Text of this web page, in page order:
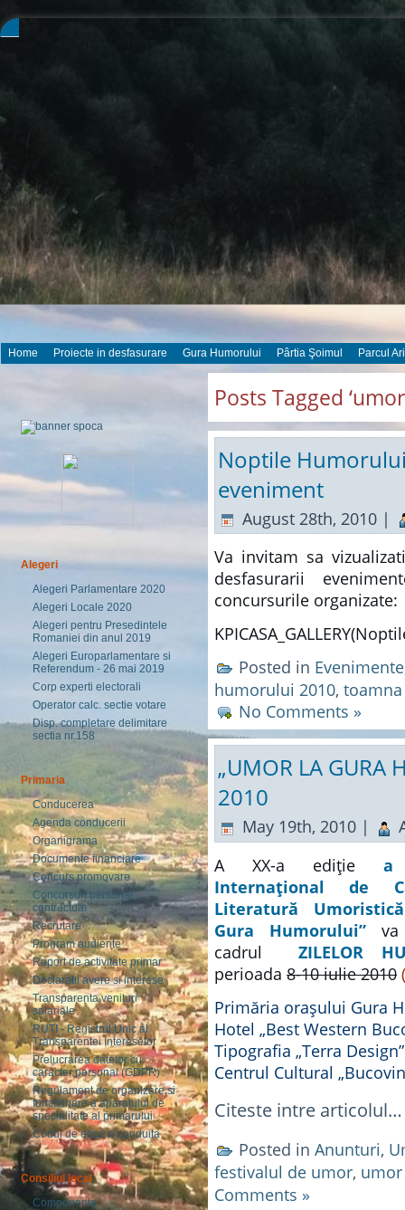
Home Proiecte in desfasurare Gura Humorului Pârtia Şoimul Parcul
Alegeri
Alegeri Parlamentare 2020
Alegeri Locale 2020
Alegeri pentru Presedintele
Romaniei din anul 2019
Alegeri Europarlamentare si
Referendum - 26 mai 2019
Corp experti electorali
Operator calc. sectie votare
Disp. completare delimitare
sectia nr.158
Primaria
Conducerea
Agenda conducerii
Organigrama
Documente financiare
Concurs promovare
Concursuri personal
contractual
Recrutare
Program audiente
Raport de activitate primar
Declaratii avere si interese
Transparenta venituri
salariale
RUTI - Registrul Unic al
Transparentei Intereselor
Prelucrarea datelor cu
caracter personal (GDPR)
Regulament de organizare si
functionare a aparatului de
specialitate al primarului
Codul de etica si conduita
Consiliul local
Componenta
Posts Tagged
Noptile
eveniment
August 28th, 2010 |
Va invitam sa
desfasurarii
concursurile organizate:
Posted in Evenimente
humorului 2010,
No Comments »
„UMOR LA GURA
2010
May 19th, 2010 |
A XX-a ediţiea
Internaţional de
Literatură
Gura Humorului”
cadrul ZILELOR
perioada 8-10 iulie 2010
Primăria oraşului Gura
Hotel „Best Western
Tipografia „Terra
Centrul Cultural
Citeste intre articolul…
Posted in Anunturi,
festivalul de umor,
Comments »